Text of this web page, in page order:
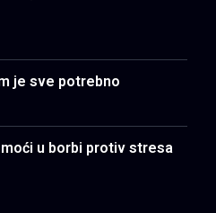
je sve potrebno
u borbi protiv stresa